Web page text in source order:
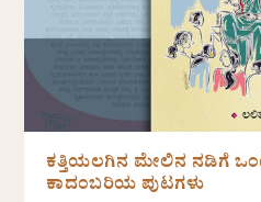
ಕತ್ತಿಯಲಗಿನ ಮೇಲಿನ ನಡಿಗೆ
ಕಾದಂಬರಿಯ ಪುಟಗಳು